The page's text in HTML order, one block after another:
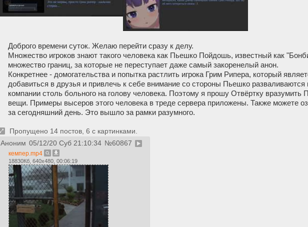
Доброго времени суток. Желаю перейти сразу к делу.
Множество игроков знают такого человека как Пьешко Пойдошь, известный как
множество границ, за которые не переступает даже самый закоренелый анон.
Конкретнее - домогательства и попытка растлить игрока Грим Рипера, который
добавиться в друзья и привлечь к себе внимание со стороны Пьешко разваливаются
компании столь больного на голову человека. Поэтому я прошу Отвёртку
вещи. Примеры высеров этого человека в треде сервера приложены. Также можете
за сегодняшний день. Это вышло за рамки разумного.
Пропущено 14 постов, 6 с картинками.
Аноним 05/12/20 Суб 21:10:34 №60867
кемпер.mp4
18830Кб, 640x480, 00:06:19